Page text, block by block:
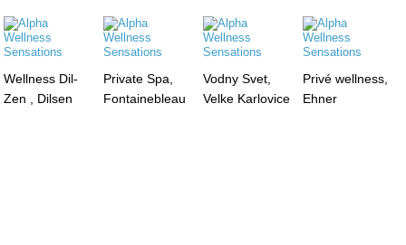
Wellness Dil-
Zen , Dilsen
Private Spa,
Fontainebleau
Vodny Svet,
Velke Karlovice
Privé wellness,
Ehner